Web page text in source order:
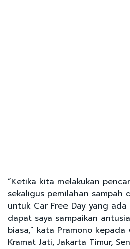
“Ketika kita melakukan
sekaligus pemilahan sampah
untuk Car Free Day yang ada
dapat saya sampaikan
biasa,” kata Pramono
Kramat Jati, Jakarta Timur,